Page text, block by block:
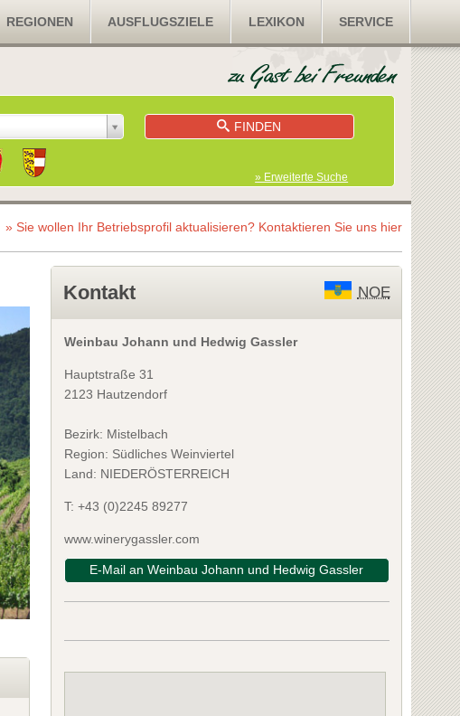
REGIONEN AUSFLUGSZIELE LEXIKON SERVICE
FINDEN
» Erweiterte Suche
» Sie wollen Ihr Betriebsprofil aktualisieren? Kontaktieren Sie uns hier
Kontakt NOE
Weinbau Johann und Hedwig Gassler
Hauptstraße 31
2123 Hautzendorf
Bezirk: Mistelbach
Region: Südliches Weinviertel
Land: NIEDERÖSTERREICH
T: +43 (0)2245 89277
www.winerygassler.com
E-Mail an Weinbau Johann und Hedwig Gassler